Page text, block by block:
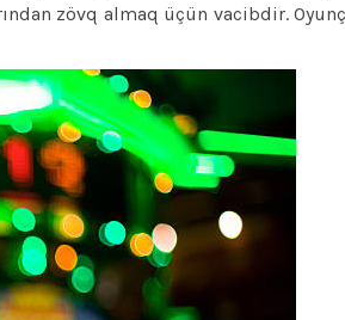
zövq almaq üçün vacibdir.